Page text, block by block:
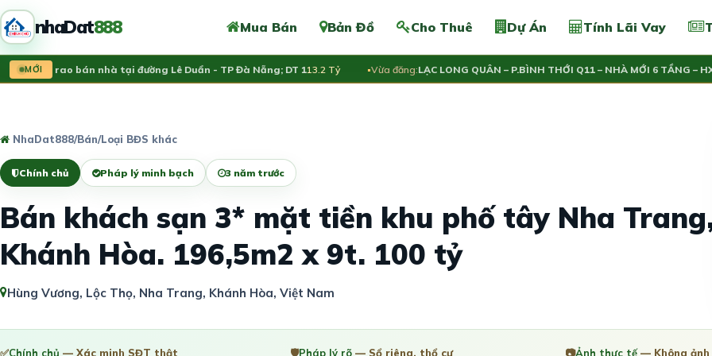
nhaDat888 Mua Bán Bản Đồ Cho Thuê Dự Án Tính Lãi Vay
MỚI
chủ rao bán nhà tại đường Lê Duẩn - TP Đà Nẵng; DT 113.2 Tỷ Vừa đăng: LẠC LONG QUÂN – P.BÌNH THỚI Q11 – NHÀ MỚI 6 TẦNG – HXH – C
NhaDat888/Bán/Loại BĐS khác
Chính chủ Pháp lý minh bạch 3 năm trước
Bán khách sạn 3* mặt tiền khu phố tây Nha
Khánh Hòa. 196,5m2 x 9t. 100 tỷ
Hùng Vương, Lộc Thọ, Nha Trang, Khánh Hòa, Việt Nam
✅Chính chủ — Xác minh SĐT thật 🛡️Pháp lý rõ — Sổ riêng, thổ cư 📷Ảnh thực tế— Không ảnh